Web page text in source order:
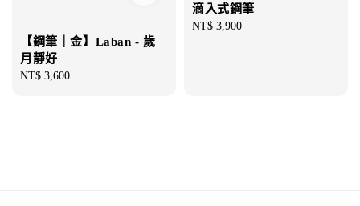
【鋼筆｜金】Laban - 歲
月靜好
Regular
NT$ 3,600
滴入式鋼筆
Regular
NT$ 3,900